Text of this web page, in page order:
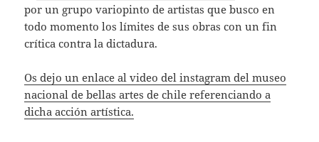
por un grupo variopinto de artistas que busco en
todo momento los límites de sus obras con un fin
crítica contra la dictadura.
Os dejo un enlace al video del instagram del museo
nacional de bellas artes de chile referenciando a
dicha acción artística.